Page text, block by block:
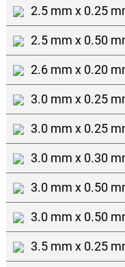
2.5 mm x 0.25
2.5 mm x 0.50
2.6 mm x 0.20
3.0 mm x 0.25
3.0 mm x 0.25
3.0 mm x 0.30
3.0 mm x 0.50
3.0 mm x 0.50
3.5 mm x 0.25